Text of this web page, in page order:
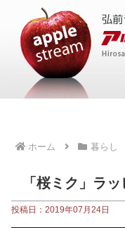
ホーム 暮らし
「桜ミク」ラ
投稿日：2019年07月24日